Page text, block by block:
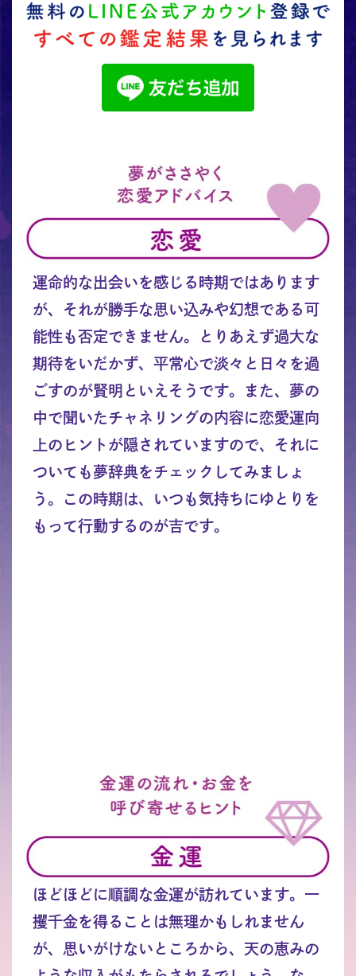
運命的な出会いを感じる時期ではあります
が、それが勝手な思い込みや幻想である可
能性も否定できません。とりあえず過大な
期待をいだかず、平常心で淡々と日々を過
ごすのが賢明といえそうです。また、夢の
中で聞いたチャネリングの内容に恋愛運向
上のヒントが隠されていますので、それに
ついても夢辞典をチェックしてみましょ
う。この時期は、いつも気持ちにゆとりを
もって行動するのが吉です。
ほどほどに順調な金運が訪れています。一
攫千金を得ることは無理かもしれません
が、思いがけないところから、天の恵みの